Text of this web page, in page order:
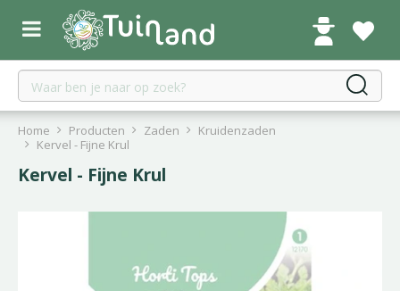
r
Home Producten Zaden
Kruidenzaden
Kervel - Fijne Krul
Kervel - Fijne Krul